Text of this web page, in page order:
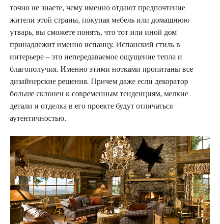
точно не знаете, чему именно отдают предпочтение
жители этой страны, покупая мебель или домашнюю
утварь, вы сможете понять, что тот или иной дом
принадлежит именно испанцу. Испанский стиль в
интерьере – это непередаваемое ощущение тепла и
благополучия. Именно этими нотками пропитаны все
дизайнерские решения. Причем даже если декоратор
больше склонен к современным тенденциям, мелкие
детали и отделка в его проекте будут отличаться
аутентичностью.